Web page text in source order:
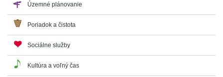
Územné plánovanie
Poriadok a čistota
Sociálne služby
Kultúra a voľný čas